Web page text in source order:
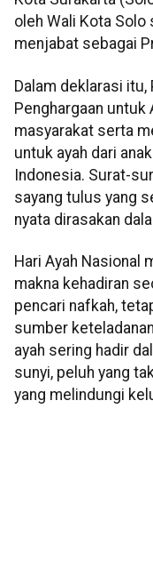
oleh Wali Kota Solo
menjabat sebagai
Dalam deklarasi itu,
Penghargaan untuk
masyarakat serta
untuk ayah dari
Indonesia. Surat-
sayang tulus yang
nyata dirasakan
Hari Ayah Nasional
makna kehadiran
pencari nafkah,
sumber
ayah sering hadir
sunyi, peluh yang
yang melindungi